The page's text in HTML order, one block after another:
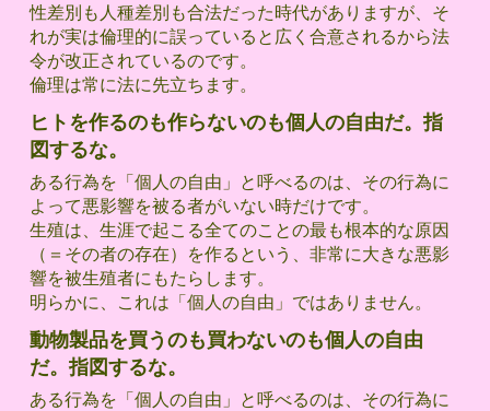
性差別も人種差別も合法だった時代がありますが、そ
れが実は倫理的に誤っていると広く合意されるから法
令が改正されているのです。
倫理は常に法に先立ちます。
ヒトを作るのも作らないのも個人の自由だ。指
図するな。
ある行為を「個人の自由」と呼べるのは、その行為に
よって悪影響を被る者がいない時だけです。
生殖は、生涯で起こる全てのことの最も根本的な原因
（＝その者の存在）を作るという、非常に大きな悪影
響を被生殖者にもたらします。
明らかに、これは「個人の自由」ではありません。
動物製品を買うのも買わないのも個人の自由
だ。指図するな。
ある行為を「個人の自由」と呼べるのは、その行為に